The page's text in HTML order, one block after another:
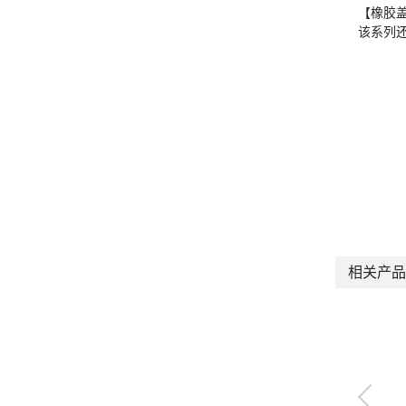
【橡胶
该系列
相关产品